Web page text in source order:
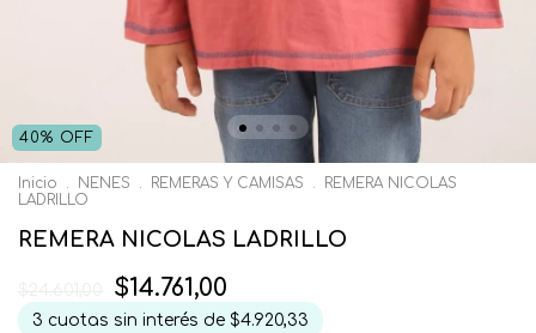
40% OFF
Inicio . NENES . REMERAS Y CAMISAS .
REMERA NICOLAS
LADRILLO
REMERA NICOLAS LADRILLO
$14.761,00
3 cuotas sin interés de $4.920,33